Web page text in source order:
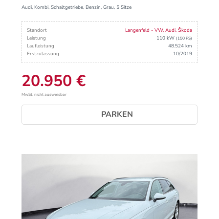
Audi, Kombi, Schaltgetriebe, Benzin, Grau, 5 Sitze
Standort
Langenfeld - VW, Audi, Škoda
Leistung
110 kW (150 PS)
Laufleistung
48.524 km
Erstzulassung
10/2019
20.950 €
MwSt. nicht ausweisbar
PARKEN